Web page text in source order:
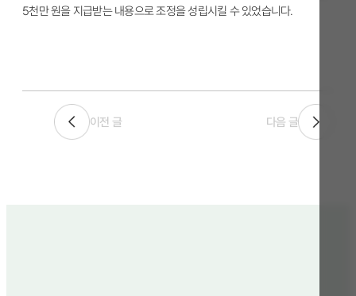
5천만 원을 지급받는 내용으로 조정을 성립시킬 수 있었습니다.
이전 글 다음 글